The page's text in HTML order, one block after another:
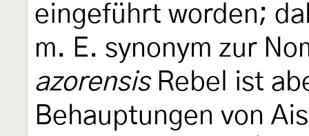
eingeführt worden;
m. E. synonym zur
azorensisRebel ist
Behauptungen von